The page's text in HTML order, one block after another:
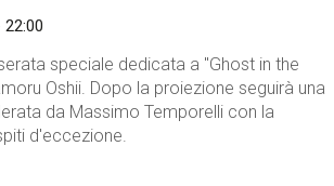
speciale dedicata a "Ghost in the
Oshii. Dopo la proiezione seguirà una
da Massimo Temporelli con la
d'eccezione.